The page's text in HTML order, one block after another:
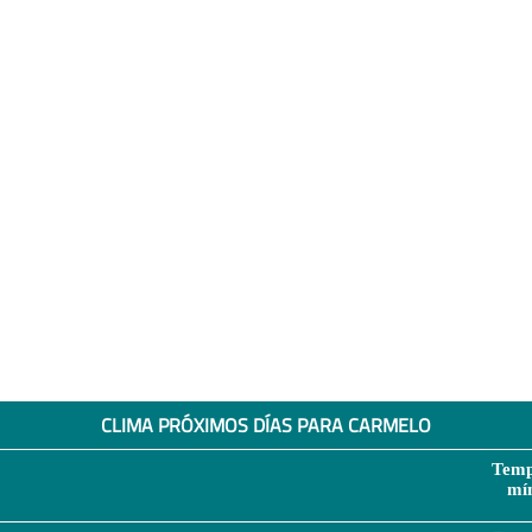
CLIMA PRÓXIMOS DÍAS PARA CARMELO